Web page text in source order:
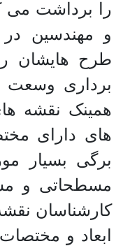
را برداشت می
و مهندسین
طرح هایشان
برداری وسعت
همینک نقشه
های دارای
برگی بسیار
مسطحاتی و
کارشناسان
ابعاد و